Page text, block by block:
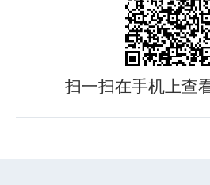
扫一扫在手机上查